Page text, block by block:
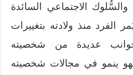
والسُّلوك الاجتماعي السائدة
الفرد منذ ولادته بتغييرات
عديدة من شخصيته
فهو ينمو في مجالات شخصيته